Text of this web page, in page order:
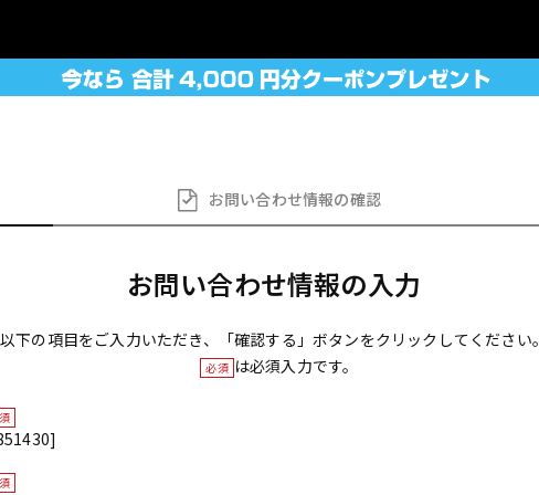
お問い合わせ情報の確認
お問い合わせ情報の入力
以下の項目をご入力いただき、「確認する」ボタンをクリックしてください。
必須 は必須入力です。